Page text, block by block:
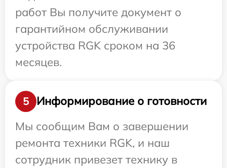
работ Вы получите документ о
гарантийном обслуживании
устройства RGK сроком на 36
месяцев.
5
Информирование о готовности
Мы сообщим Вам о завершении
ремонта техники RGK, и наш
сотрудник привезет технику в